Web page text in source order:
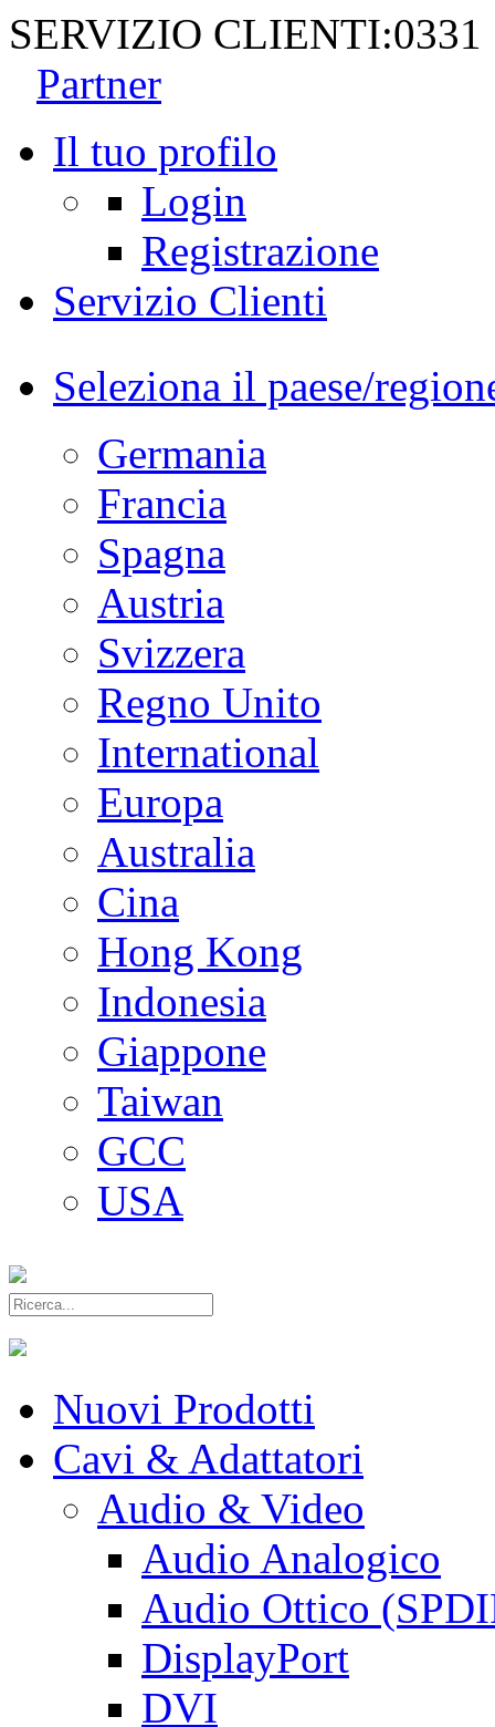
SERVIZIO CLIENTI:0331
Partner
Il tuo profilo
Login
Registrazione
Servizio Clienti
Seleziona il paese/
Germania
Francia
Spagna
Austria
Svizzera
Regno Unito
International
Europa
Australia
Cina
Hong Kong
Indonesia
Giappone
Taiwan
GCC
USA
Nuovi Prodotti
Cavi & Adattatori
Audio & Video
Audio Analogico
Audio Ottico
DisplayPort
DVI